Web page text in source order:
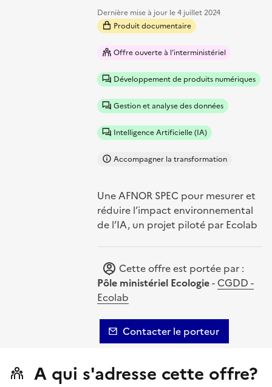
Dernière mise à jour le4 juillet 2024
Produit documentaire
Offre ouverte à l’interministériel
Développement de produits numériques
Gestion et analyse des données
Intelligence Artificielle (IA)
Accompagner la transformation
Une AFNOR SPEC pour mesurer et
réduire l’impact environnemental
de l’IA, un projet piloté par Ecolab
Cette offre est portée par :
Pôle ministériel Ecologie- CGDD -
Ecolab
Contacter le porteur
A qui s'adresse cette offre?